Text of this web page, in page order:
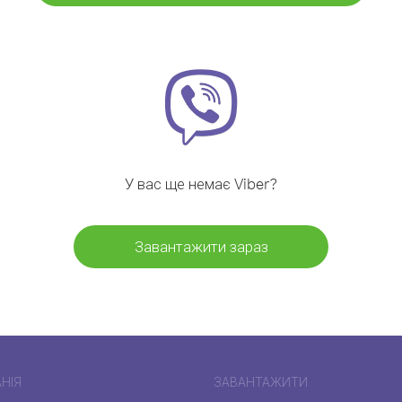
У вас ще немає Viber?
Завантажити зараз
ЗАВАНТАЖИТИ